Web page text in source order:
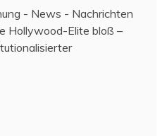
- News - Nachrichten
Hollywood-Elite bloß –